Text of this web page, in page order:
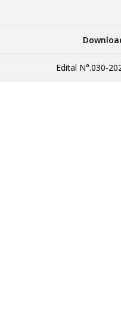
Edital N°.030-